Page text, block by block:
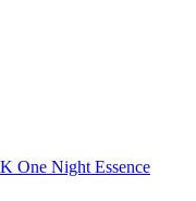
One Night Essence